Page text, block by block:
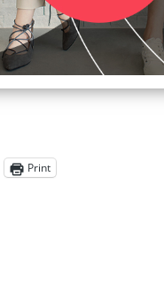
Print